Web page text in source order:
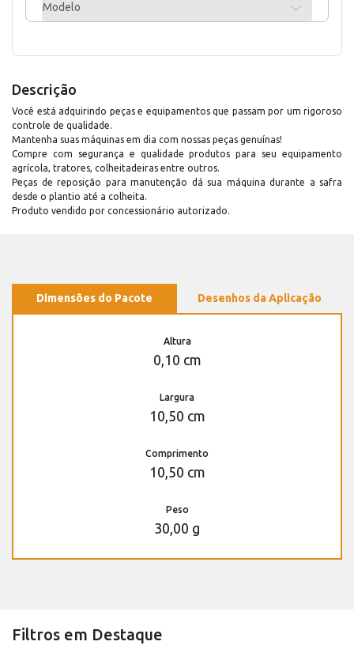
Modelo
Descrição
Você está adquirindo peças e equipamentos que passam por um rigoroso
controle de qualidade.
Mantenha suas máquinas em dia com nossas peças genuínas!
Compre com segurança e qualidade produtos para seu equipamento
agrícola, tratores, colheitadeiras entre outros.
Peças de reposição para manutenção dá sua máquina durante a safra
desde o plantio até a colheita.
Produto vendido por concessionário autorizado.
Dimensões do Pacote Desenhos da Aplicação
Altura
0,10 cm
Largura
10,50 cm
Comprimento
10,50 cm
Peso
30,00 g
Filtros em Destaque